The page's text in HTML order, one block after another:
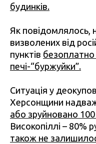
будинків.
Як повідомлялось,
визволених від
пунктів
печі-“буржуйки”.
Ситуація у
Херсонщини
або зруйновано 100
Високопіллі – 80%
також не